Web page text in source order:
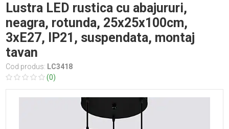
Lustra LED rustica cu abajururi,
neagra, rotunda, 25x25x100cm,
3xE27, IP21, suspendata, montaj
tavan
Cod produs: LC3418
(0)